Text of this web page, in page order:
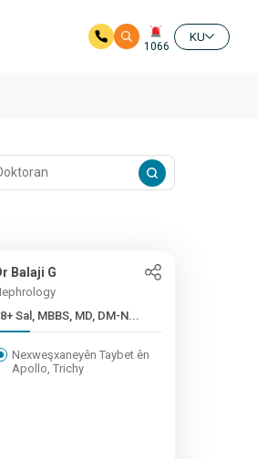
1066
KU
Balaji G
8+ Sal, MBBS, MD, DM-N...
Nexweşxaneyên Taybet ên
Apollo, Trichy